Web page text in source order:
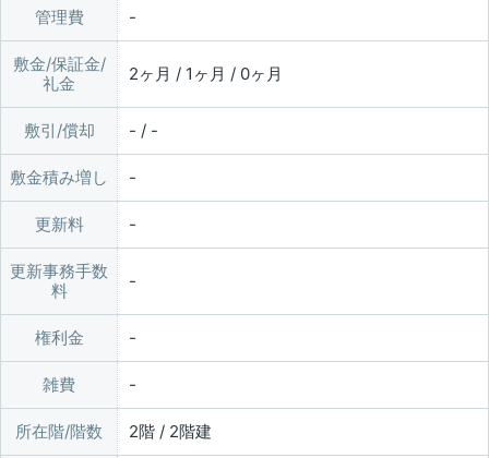
管理費
敷金/保証金/
礼金
2ヶ月 / 1ヶ月 / 0ヶ月
敷引/償却 - / -
敷金積み増し
更新料
更新事務手数
料
権利金
雑費
所在階/階数 2階 / 2階建